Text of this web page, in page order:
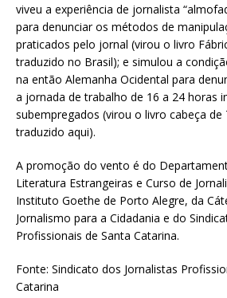
viveu a experiência de jornalista
para denunciar os métodos de
praticados pelo jornal (virou o livro
traduzido no Brasil); e simulou a
na então Alemanha Ocidental para
a jornada de trabalho de 16 a 24 horas
subempregados (virou o livro cabeça
traduzido aqui).
A promoção do vento é do
Literatura Estrangeiras e Curso de
Instituto Goethe de Porto Alegre, da
Jornalismo para a Cidadania e do
Profissionais de Santa Catarina.
Fonte: Sindicato dos Jornalistas
Catarina